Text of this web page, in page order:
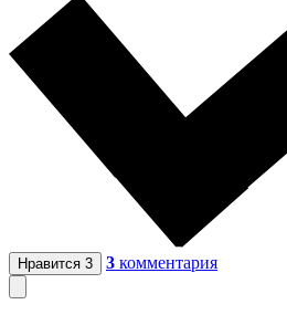
Нравится 3 3 комментария